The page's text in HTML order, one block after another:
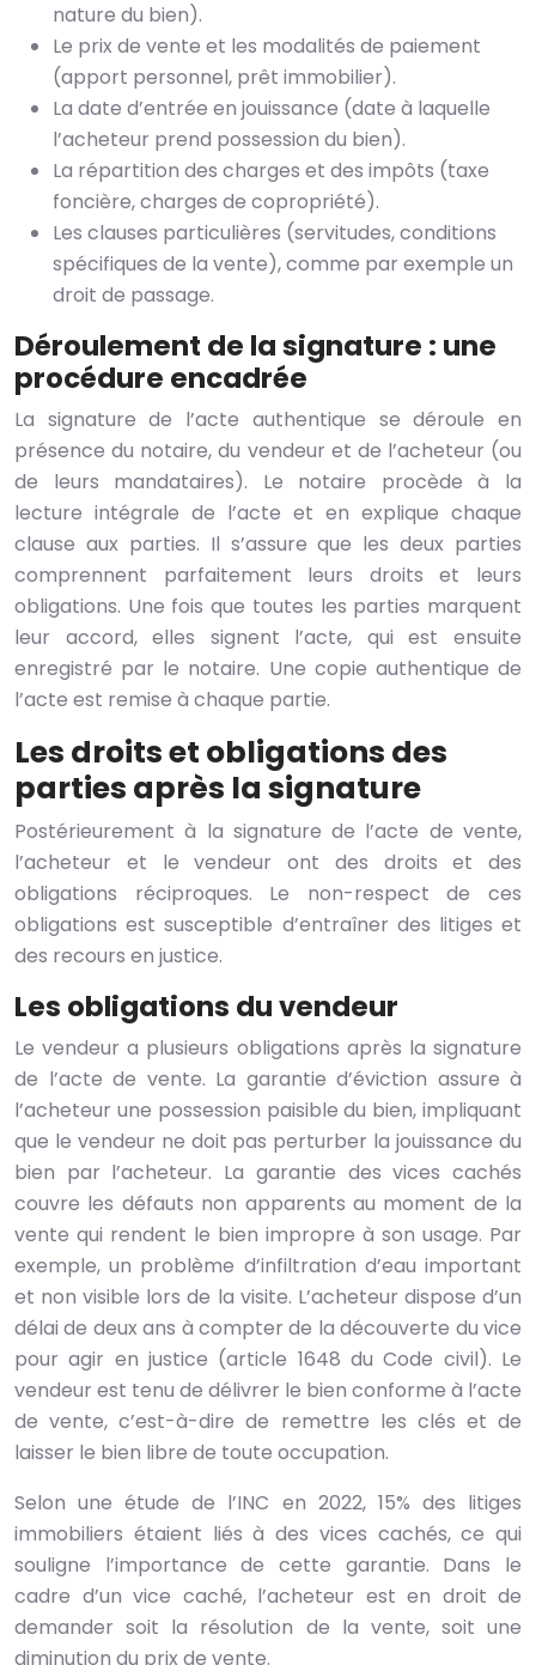
nature du bien).
Le prix de vente et les modalités de paiement
(apport personnel, prêt immobilier).
La date d’entrée en jouissance (date à laquelle
l’acheteur prend possession du bien).
La répartition des charges et des impôts (taxe
foncière, charges de copropriété).
Les clauses particulières (servitudes, conditions
spécifiques de la vente), comme par exemple un
droit de passage.
Déroulement de la signature : une
procédure encadrée
La signature de l’acte authentique se déroule en
présence du notaire, du vendeur et de l’acheteur (ou
de leurs mandataires). Le notaire procède à la
lecture intégrale de l’acte et en explique chaque
clause aux parties. Il s’assure que les deux parties
comprennent parfaitement leurs droits et leurs
obligations. Une fois que toutes les parties marquent
leur accord, elles signent l’acte, qui est ensuite
enregistré par le notaire. Une copie authentique de
l’acte est remise à chaque partie.
Les droits et obligations des
parties après la signature
Postérieurement à la signature de l’acte de vente,
l’acheteur et le vendeur ont des droits et des
obligations réciproques. Le non-respect de ces
obligations est susceptible d’entraîner des litiges et
des recours en justice.
Les obligations du vendeur
Le vendeur a plusieurs obligations après la signature
de l’acte de vente. La garantie d’éviction assure à
l’acheteur une possession paisible du bien, impliquant
que le vendeur ne doit pas perturber la jouissance du
bien par l’acheteur. La garantie des vices cachés
couvre les défauts non apparents au moment de la
vente qui rendent le bien impropre à son usage. Par
exemple, un problème d’infiltration d’eau important
et non visible lors de la visite. L’acheteur dispose d’un
délai de deux ans à compter de la découverte du vice
pour agir en justice (article 1648 du Code civil). Le
vendeur est tenu de délivrer le bien conforme à l’acte
de vente, c’est-à-dire de remettre les clés et de
laisser le bien libre de toute occupation.
Selon une étude de l’INC en 2022, 15% des litiges
immobiliers étaient liés à des vices cachés, ce qui
souligne l’importance de cette garantie. Dans le
cadre d’un vice caché, l’acheteur est en droit de
demander soit la résolution de la vente, soit une
diminution du prix de vente.